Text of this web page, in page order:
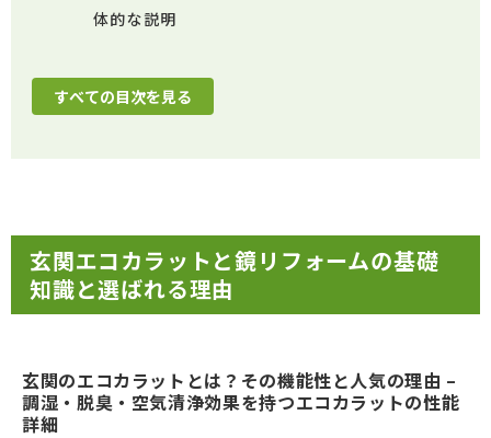
体的な説明
すべての目次を見る
玄関エコカラットと鏡リフォームの基礎
知識と選ばれる理由
玄関のエコカラットとは？その機能性と人気の理由 –
調湿・脱臭・空気清浄効果を持つエコカラットの性能
詳細